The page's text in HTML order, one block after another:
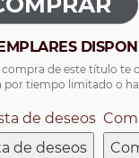
compra de este título te
por tiempo limitado o
de deseos
de deseos